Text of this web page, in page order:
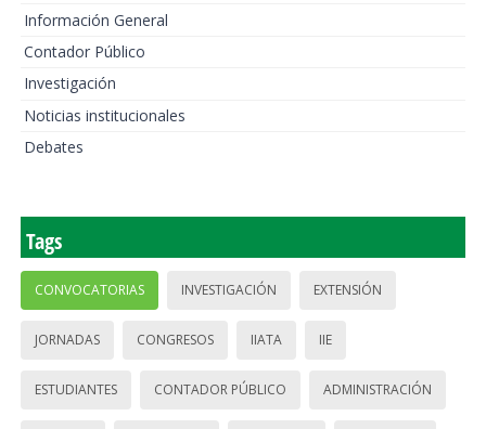
Información General
Contador Público
Investigación
Noticias institucionales
Debates
Tags
CONVOCATORIAS INVESTIGACIÓN EXTENSIÓN
JORNADAS CONGRESOS IIATA IIE
ESTUDIANTES CONTADOR PÚBLICO ADMINISTRACIÓN